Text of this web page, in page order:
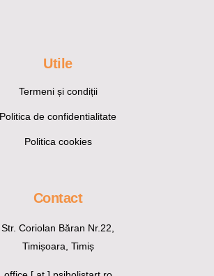
Utile
Termeni și condiții
Politica de confidentialitate
Politica cookies
Contact
Str. Coriolan Băran Nr.22,
Timișoara, Timiș